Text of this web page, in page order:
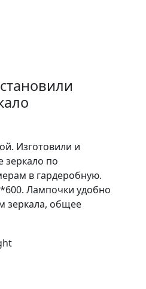
Изготовили и
зеркало по
в гардеробную.
Лампочки удобно
зеркала, общее